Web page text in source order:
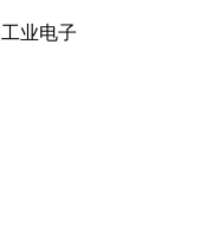
工业电子